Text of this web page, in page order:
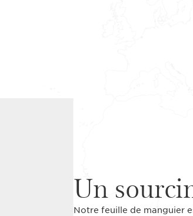
Un
Notre feuille de manguier